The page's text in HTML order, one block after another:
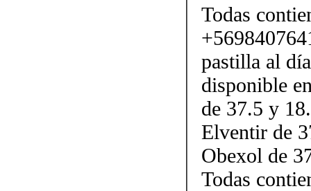
Todas
pastilla al
disponible
de 37.5 y
Elventir de
Obexol de
Todas